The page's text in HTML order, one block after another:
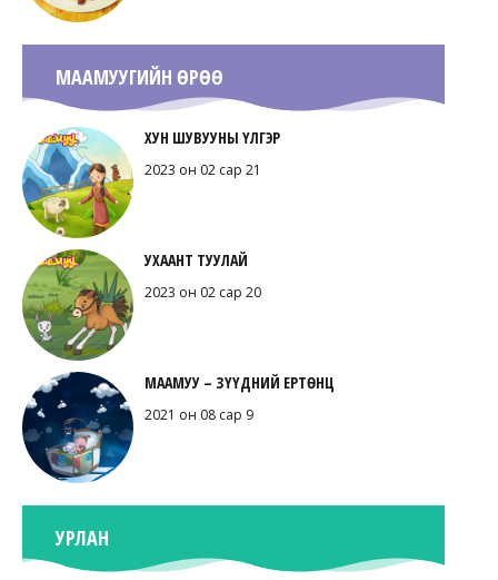
МААМУУГИЙН ӨРӨӨ
ХУН ШУВУУНЫ ҮЛГЭР
2023 он 02 сар 21
УХААНТ ТУУЛАЙ
2023 он 02 сар 20
МААМУУ – ЗҮҮДНИЙ ЕРТӨНЦ
2021 он 08 сар 9
УРЛАН